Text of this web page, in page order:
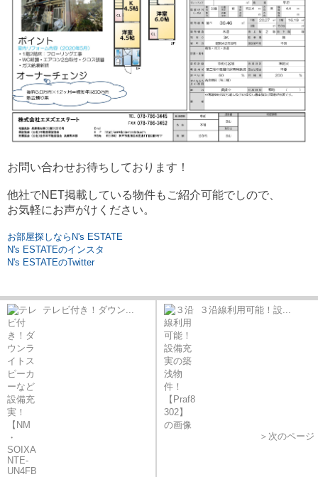
お問い合わせお待ちしております！
他社でNET掲載している物件もご紹介可能でしので、
お気軽にお声がけください。
お部屋探しならN's ESTATE
N's ESTATEのインスタ
N's ESTATEのTwitter
テレビ付き！ダウン... ３沿線利用可能！設...
＞次のページ